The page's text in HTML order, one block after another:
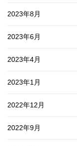
2023年8月
2023年6月
2023年4月
2023年1月
2022年12月
2022年9月